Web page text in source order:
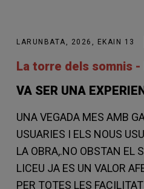
LARUNBATA, 2026, EKAIN 13
La torre dels somnis -
VA SER UNA
UNA VEGADA MES AMB
USUARIES I ELS NOUS
LA OBRA,.NO OBSTAN EL
LICEU JA ES UN VALOR
PER TOTES LES